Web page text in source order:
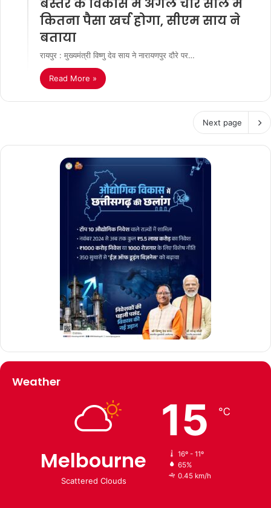
कितना पैसा खर्च होगा, सीएम साय ने
बताया
रायपुर : मुख्यमंत्री विष्णु देव साय ने नारायणपुर दौरे पर…
Read More »
Next page
Weather
Melbourne
Scattered Clouds
15 ℃
16º - 11º
65%
0.45 km/h